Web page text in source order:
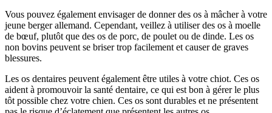
Vous pouvez également envisager de donner des os à mâcher à votre
jeune berger allemand. Cependant, veillez à utiliser des os à moelle
de bœuf, plutôt que des os de porc, de poulet ou de dinde. Les os
non bovins peuvent se briser trop facilement et causer de graves
blessures.
Les os dentaires peuvent également être utiles à votre chiot. Ces os
aident à promouvoir la santé dentaire, ce qui est bon à gérer le plus
tôt possible chez votre chien. Ces os sont durables et ne présentent